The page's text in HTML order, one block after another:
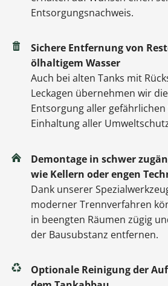
Entsorgungsnachweis.
Sichere Entfernung von
ölhaltigem Wasser
Auch bei alten Tanks mit
Leckagen übernehmen wir
Entsorgung aller
Einhaltung aller
Demontage in schwer
wie Kellern oder engen
Dank unserer
moderner Trennverfahren
in beengten Räumen zügig
der Bausubstanz entfernen.
Optionale Reinigung der